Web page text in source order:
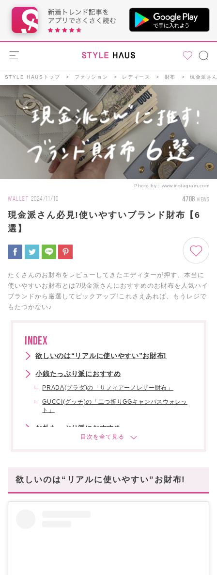
STYLE HAUSトップ ファッション レディース 財布 現金派さ
Photo by： www.instagram.com
WALLET 2024/11/10 4708 VIEWS
現金派さん必見!使いやすいブランド財布【6
選】
たくさんのお財布をレビューしてきたエディターが押す、本当に
使いやすいお財布とは?現金派さんにおすすめのお財布を人気ハイ
ブランドから厳選してピックアップ!これさえあれば、もうレジで
もたつかない♪
INDEX
欲しいのは“リアルに使いやすい”お財布!
小銭たっぷり派におすすめ
PRADA(プラダ)の「サフィアーノレザー財布」
GUCCI(グッチ)の「二つ折りGGキャンバスウォレッ
ト」
お札たっぷり派におすすめ
CHANEL(シャネル)の「スモール フラップウォレッ
大容量&機能性重視派におすすめ
欲しいのは“リアルに使いやすい”お財布!